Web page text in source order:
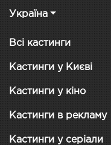
Україна
Всі кастинги
Кастинги у Києві
Кастинги у кіно
Кастинги в рекламу
Кастинги у серіали